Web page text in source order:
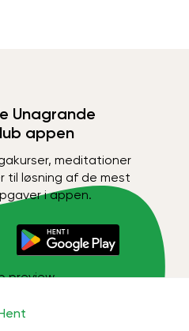
Unagrande
appen
meditationer
til løsning af de mest
i appen.